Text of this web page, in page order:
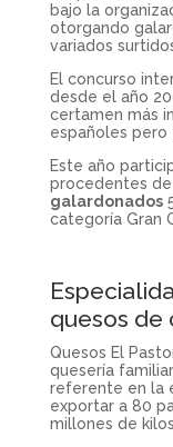
bajo la
otorgando
variados
El concurso
desde el año
certamen más
españoles pero
Este año
procedentes
galardonados
categoría Gran
quesos de
Quesos El
quesería
referente en la
exportar a 80
millones de